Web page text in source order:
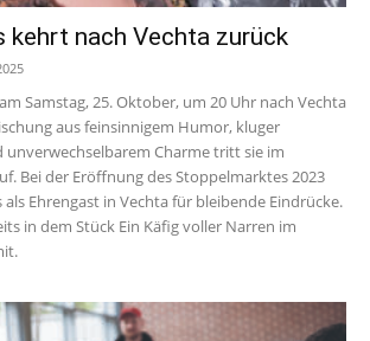
kehrt nach Vechta zurück
Samstag, 25. Oktober, um 20 Uhr nach Vechta
aus feinsinnigem Humor, kluger
unverwechselbarem Charme tritt sie im
Bei der Eröffnung des Stoppelmarktes 2023
Ehrengast in Vechta für bleibende Eindrücke.
in dem Stück Ein Käfig voller Narren im